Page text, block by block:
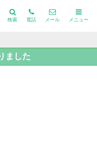
検索 電話 メール メニュー
ました